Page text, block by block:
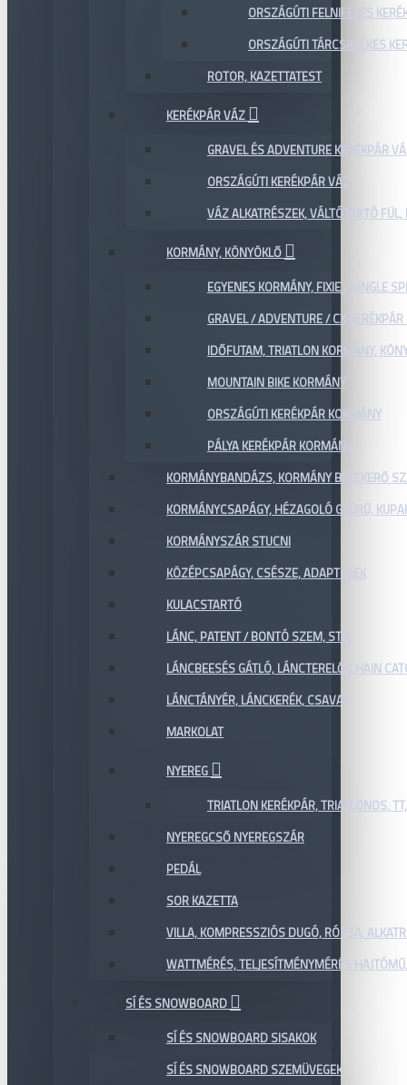
ORSZÁGÚTI FELNIFÉKES
ORSZÁGÚTI TÁRCSAFÉKES
ROTOR, KAZETTATEST
KERÉKPÁR VÁZ
GRAVEL ÉS ADVENTURE KERÉKPÁR
ORSZÁGÚTI KERÉKPÁR VÁZ
VÁZ ALKATRÉSZEK, VÁLTÓTARTÓ FÜL,
KORMÁNY, KÖNYÖKLŐ
EGYENES KORMÁNY, FIXIE / SINGLE
GRAVEL / ADVENTURE / CX
IDŐFUTAM, TRIATLON KORMÁNY,
MOUNTAIN BIKE KORMÁNY
ORSZÁGÚTI KERÉKPÁR KORMÁNY
PÁLYA KERÉKPÁR KORMÁNY
KORMÁNYBANDÁZS, KORMÁNY BETEKERŐ
KORMÁNYCSAPÁGY, HÉZAGOLÓ GYŰRŰ,
KORMÁNYSZÁR STUCNI
KÖZÉPCSAPÁGY, CSÉSZE, ADAPTEREK
KULACSTARTÓ
LÁNC, PATENT / BONTÓ SZEM, STB.
LÁNCBEESÉS GÁTLÓ, LÁNCTERELŐ CHAIN
LÁNCTÁNYÉR, LÁNCKERÉK, CSAVAR
MARKOLAT
NYEREG
TRIATLON KERÉKPÁR, TRIATLONOS,
NYEREGCSŐ NYEREGSZÁR
PEDÁL
SOR KAZETTA
VILLA, KOMPRESSZIÓS DUGÓ, RÓZSA,
WATTMÉRÉS, TELJESÍTMÉNYMÉRÉS
SÍ ÉS SNOWBOARD
SÍ ÉS SNOWBOARD SISAKOK
SÍ ÉS SNOWBOARD SZEMÜVEGEK